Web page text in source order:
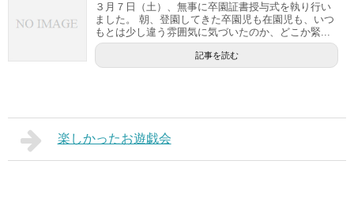
３月７日（土）、無事に卒園証書授与式を執り行い
ました。 朝、登園してきた卒園児も在園児も、いつ
もとは少し違う雰囲気に気づいたのか、どこか緊...
記事を読む
楽しかったお遊戯会